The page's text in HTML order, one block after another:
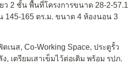
ว 2 ชั้น พื้นที่โครงการขนาด 28-2-57.1
145-165 ตร.ม. ขนาด 4 ห้องนอน 3
เนส, Co-Working Space, ประตูรั้ว
เตรียมเสาเข็มไว้ต่อเติม พร้อม รปภ.